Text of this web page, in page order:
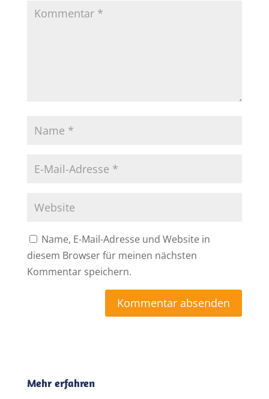
Name, E-Mail-Adresse und Website in
diesem Browser für meinen nächsten
Kommentar speichern.
r
Mehr erfahren